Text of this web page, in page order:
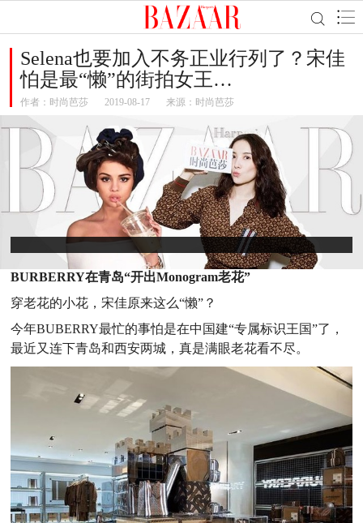
Selena也要加入不务正业行列了？宋佳
怕是最“懒”的街拍女王…
作者： 时尚芭莎 2019-08-17 来源：时尚芭莎
BURBERRY在青岛“开出Monogram老花”
穿老花的小花，宋佳原来这么“懒”？
今年BUBERRY最忙的事怕是在中国建“专属标识王国”了，
最近又连下青岛和西安两城，真是满眼老花看不尽。